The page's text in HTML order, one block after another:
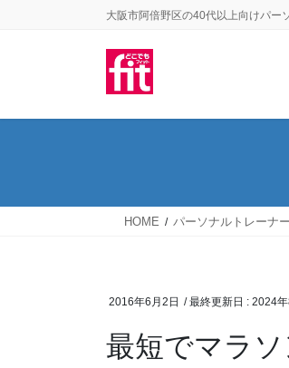
ツ
シ
大阪市阿倍野区の40代以上向けパー
HOME パーソナルトレーナー
2016年6月2日 / 最終更新日 : 2024
最短でマラ